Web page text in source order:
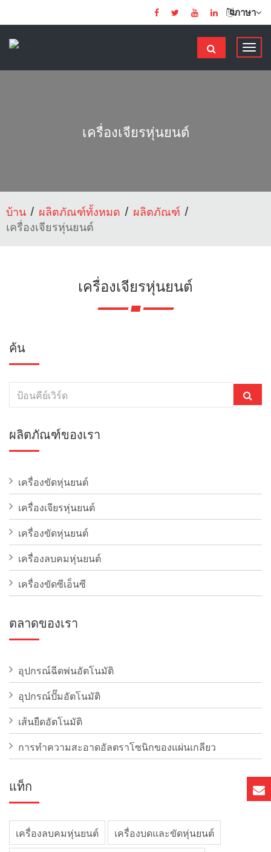
ภาษา
ส
เครื่องเจียรหุ่นยนต์
บ้าน ผลิตภัณฑ์ทั้งหมด
ผลิตภัณฑ์
เครื่องเจียรหุ่นยนต์
เครื่องเจียรหุ่นยนต์
ค้น
ผลิตภัณฑ์ของเรา
เครื่องขัดหุ่นยนต์
เครื่องเจียรหุ่นยนต์
เครื่องขัดหุ่นยนต์
เครื่องลบคมหุ่นยนต์
เครื่องขัดซีเอ็นซี
ตลาดของเรา
อุปกรณ์ฉีดพ่นอัตโนมัติ
อุปกรณ์ปั๊มอัตโนมัติ
เส้นยืดอัตโนมัติ
การทําความสะอาดอัลตราโซนิกของแผ่นเกลียว
แท็ก
เครื่องลบคมหุ่นยนต์
เครื่องบดและขัดหุ่นยนต์